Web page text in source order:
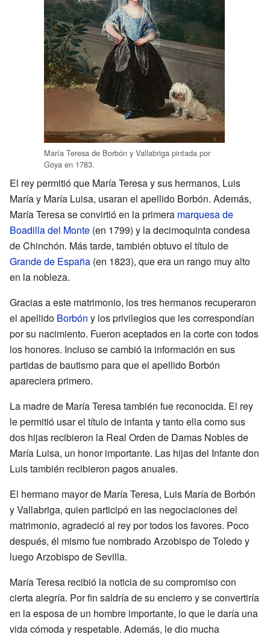
María Teresa de Borbón y Vallabriga pintada por
Goya en 1783.
El rey permitió que María Teresa y sus hermanos, Luis
María y María Luisa, usaran el apellido Borbón. Además,
María Teresa se convirtió en la primera marquesa de
Boadilla del Monte (en 1799) y la decimoquinta condesa
de Chinchón. Más tarde, también obtuvo el título de
Grande de España (en 1823), que era un rango muy alto
en la nobleza.
Gracias a este matrimonio, los tres hermanos recuperaron
el apellido Borbón y los privilegios que les correspondían
por su nacimiento. Fueron aceptados en la corte con todos
los honores. Incluso se cambió la información en sus
partidas de bautismo para que el apellido Borbón
apareciera primero.
La madre de María Teresa también fue reconocida. El rey
le permitió usar el título de infanta y tanto ella como sus
dos hijas recibieron la Real Orden de Damas Nobles de
María Luisa, un honor importante. Las hijas del Infante don
Luis también recibieron pagos anuales.
El hermano mayor de María Teresa, Luis María de Borbón
y Vallabriga, quien participó en las negociaciones del
matrimonio, agradeció al rey por todos los favores. Poco
después, él mismo fue nombrado Arzobispo de Toledo y
luego Arzobispo de Sevilla.
María Teresa recibió la noticia de su compromiso con
cierta alegría. Por fin saldría de su encierro y se convertiría
en la esposa de un hombre importante, lo que le daría una
vida cómoda y respetable. Además, le dio mucha